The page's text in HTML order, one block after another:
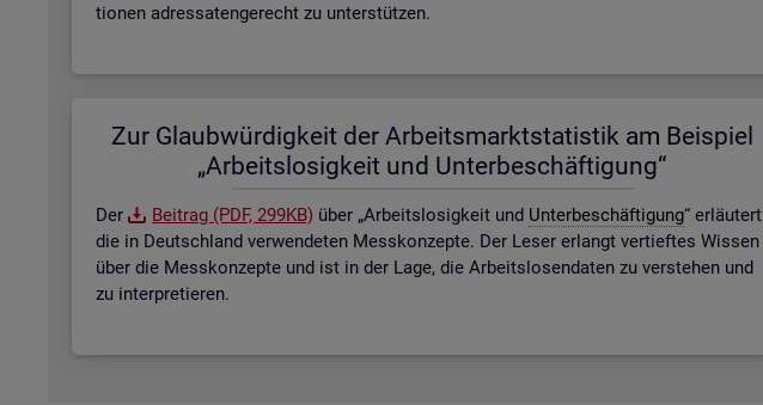
tio­nen adres­sa­ten­ge­recht zu un­ter­stüt­zen.
Zur Glaub­wür­dig­keit der Ar­beits­markt­sta­tis­tik am Bei­spiel
„Ar­beits­lo­sig­keit und Un­ter­be­schäf­ti­gung“
Der Bei­trag (PDF, 299KB) über „Ar­beits­lo­sig­keit und Un­ter­be­schäf­ti­gung“ er­läu­tert
die in Deutsch­land ver­wen­de­ten Mess­kon­zep­te. Der Leser er­langt ver­tief­tes Wis­sen
über die Mess­kon­zep­te und ist in der Lage, die Ar­beits­lo­sen­da­ten zu ver­ste­hen und
zu in­ter­pre­tie­ren.